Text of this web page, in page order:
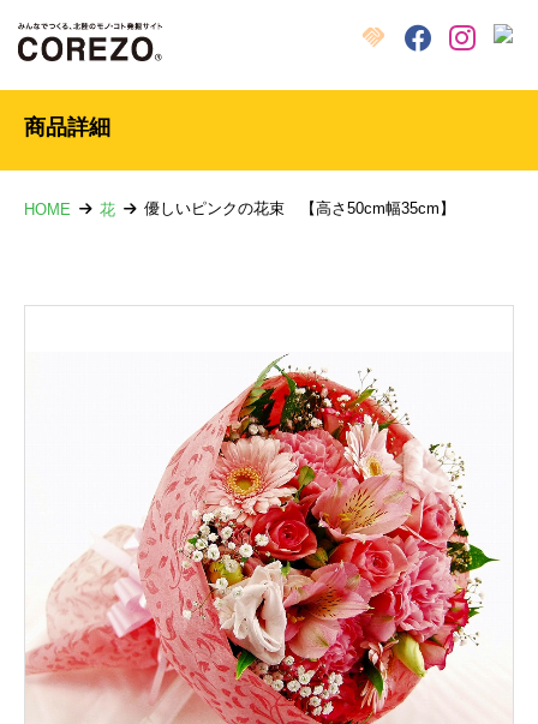
クラウドファンディング
FacebookInstagram
X
商品詳細
HOME 花 優しいピンクの花束 【高さ50cm幅35cm】